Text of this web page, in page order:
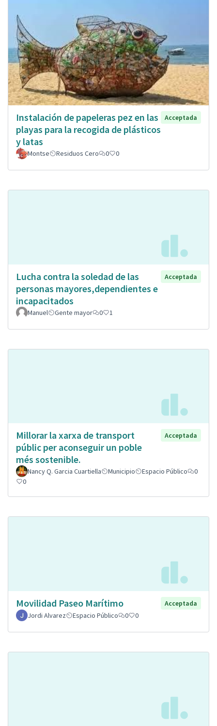
Instalación de papeleras pez en las
playas para la recogida de plásticos
y latas
Acceptada
Montse Residuos Cero 0 0
Lucha contra la soledad de las
personas mayores,dependientes e
incapacitados
Acceptada
Manuel Gente mayor 0 1
Millorar la xarxa de transport
públic per aconseguir un poble
més sostenible.
Acceptada
Nancy Q. Garcia Cuartiella Municipio Espacio Público
0
0
Movilidad Paseo Marítimo
Acceptada
Jordi Alvarez
Espacio Público 0 0